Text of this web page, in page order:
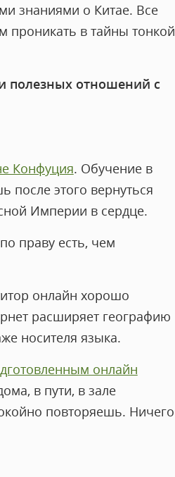
знаниями о Китае. Все
проникать в тайны тонкой
полезных отношений с
Конфуция. Обучение в
после этого вернуться
Империи в сердце.
праву есть, чем
онлайн хорошо
расширяет географию
носителя языка.
онлайн
в пути, в зале
повторяешь. Ничего